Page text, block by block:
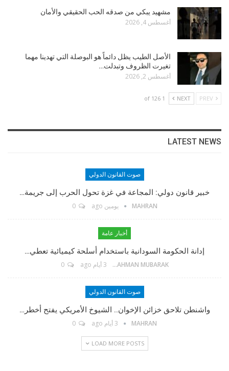
مشهيد يبكي من صدقه الحب الحقيقي والأمان
أغسطس 4, 2026
الأصل الطيب يظل دائماً هو البوصلة التي تهدينا مهما
تغيرت الظروف وتبدلت…
أغسطس 2, 2026
NEXT
1 of 126
LATEST NEWS
صوت القانون الدولي
خبير قانون دولي: المجاعة في غزة تحول الحرب إلى جريمة…
MAHRAN يومين ago 0
أخبار عامة
إدانة الحكومة السودانية باستخدام أسلحة كيميائية تعطي…
ABDELRAHMAN MUBARAK 3 أيام ago 0
صوت القانون الدولي
واشنطن تلاحق خزائن الإخوان.. الشيوخ الأمريكي يفتح أخطر…
MAHRAN 3 أيام ago
LOAD MORE POSTS
مؤسس الموقع
Twitter
Instagram